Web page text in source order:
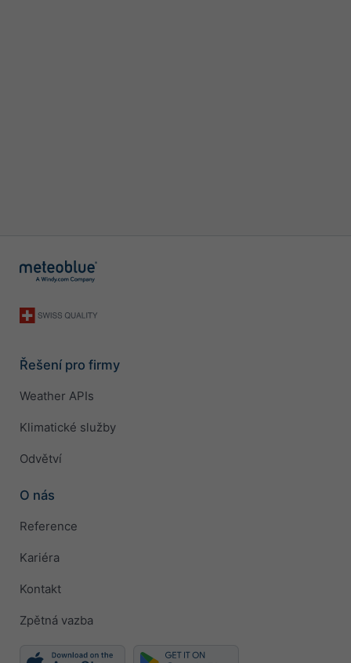
Řešení pro firmy
Weather APIs
Klimatické služby
Odvětví
O nás
Reference
Kariéra
Kontakt
Zpětná vazba